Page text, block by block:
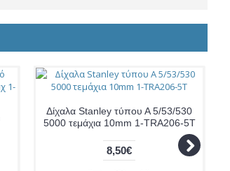
Δίχαλα Stanley τύπου Α 5/53/530
5000 τεμάχια 10mm 1-TRA206-5T
8,50€